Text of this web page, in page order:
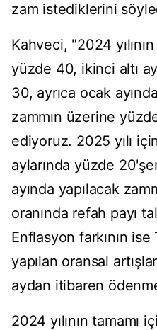
zam istediklerini
Kahveci, "2024
yüzde 40, ikinci altı
30, ayrıca ocak
zammın üzerine
ediyoruz. 2025 yılı
aylarında yüzde
ayında yapılacak
oranında refah payı
Enflasyon farkının
yapılan oransal
aydan itibaren
2024 yılının tamamı